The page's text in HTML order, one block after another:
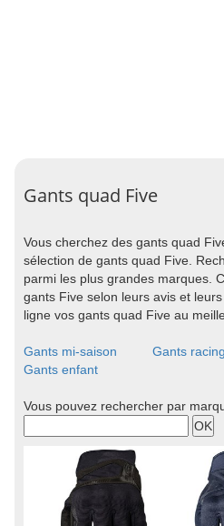
Gants quad Five
Vous cherchez des gants quad
sélection de gants quad Five.
parmi les plus grandes marques.
gants Five selon leurs avis et
ligne vos gants quad Five au
Gants mi-saison Gants racing
Gants enfant
Vous pouvez rechercher par